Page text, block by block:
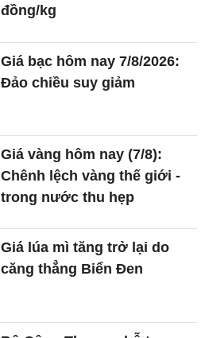
đồng/kg
Giá bạc hôm nay 7/8/2026:
Đảo chiều suy giảm
Giá vàng hôm nay (7/8):
Chênh lệch vàng thế giới -
trong nước thu hẹp
Giá lúa mì tăng trở lại do
căng thẳng Biển Đen